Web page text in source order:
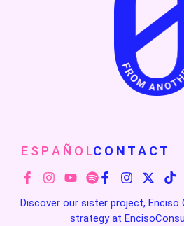
Discover our sister project, Enciso
strategy at
E S P A Ñ O LC O N T A C T